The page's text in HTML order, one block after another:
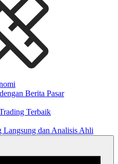
Berita Pasar
Terbaik
Langsung dan Analisis Ahli